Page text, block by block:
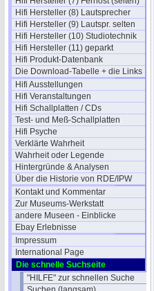
Hifi Hersteller (8) Lautsprecher
Hifi Hersteller (9) Lautspr. selten
Hifi Hersteller (10) Studiotechnik
Hifi Hersteller (11) geparkt
Hifi Produkt-Datenbank
Die Download-Tabelle + die Links
Hifi Ausstellungen
Hifi Veranstaltungen
Hifi Schallplatten / CDs
Test- und Meß-Schallplatten
Hifi Psyche
Verklärte Wahrheit
Wahrheit oder Legende
Hintergründe & Analysen
Über die Historie von RDE/IPW
Kontakt und Kommentar
Zur Museums-Werkstatt
andere Museen - Einblicke
Ebay Erlebnisse
Impressum
International Page
Die schnelle Suchseite
"HILFE" zur schnellen Suche